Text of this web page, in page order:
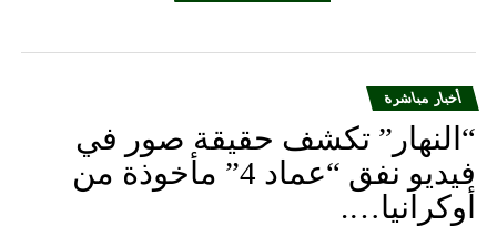
أخبار مباشرة
“النهار” تكشف حقيقة صور في
فيديو نفق “عماد 4” مأخوذة من
أوكرانيا….